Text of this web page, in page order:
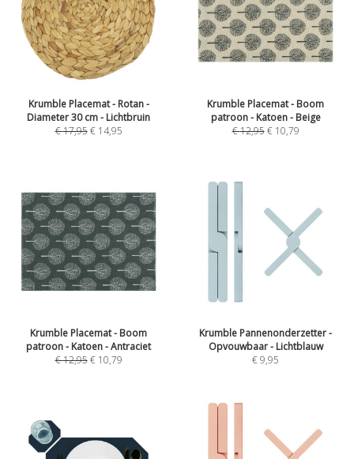
Krumble Placemat - Rotan -
Diameter 30 cm - Lichtbruin
€17,95 € 14,95
Krumble Placemat - Boom
patroon - Katoen - Beige
€12,95 € 10,79
Krumble Placemat - Boom
patroon - Katoen - Antraciet
€12,95 € 10,79
Krumble Pannenonderzetter -
Opvouwbaar - Lichtblauw
€9,95